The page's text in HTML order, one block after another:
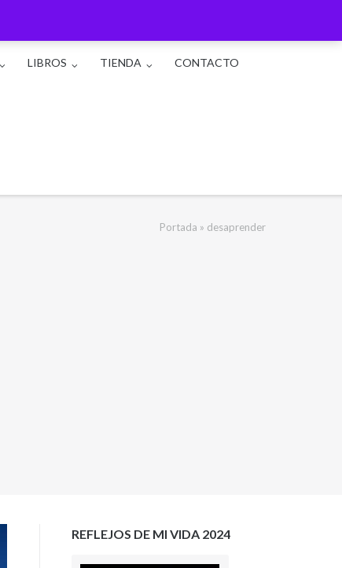
LIBROS TIENDA CONTACTO
Portada » desaprender
REFLEJOS DE MI VIDA 2024